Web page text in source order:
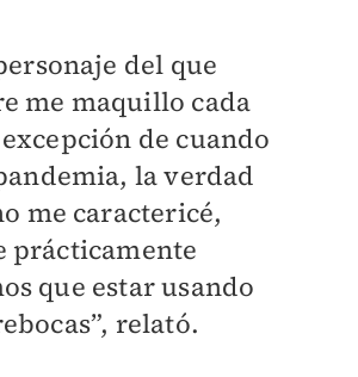
del que
me maquillo cada
de cuando
la verdad
me caractericé,
prácticamente
que estar usando
relató.